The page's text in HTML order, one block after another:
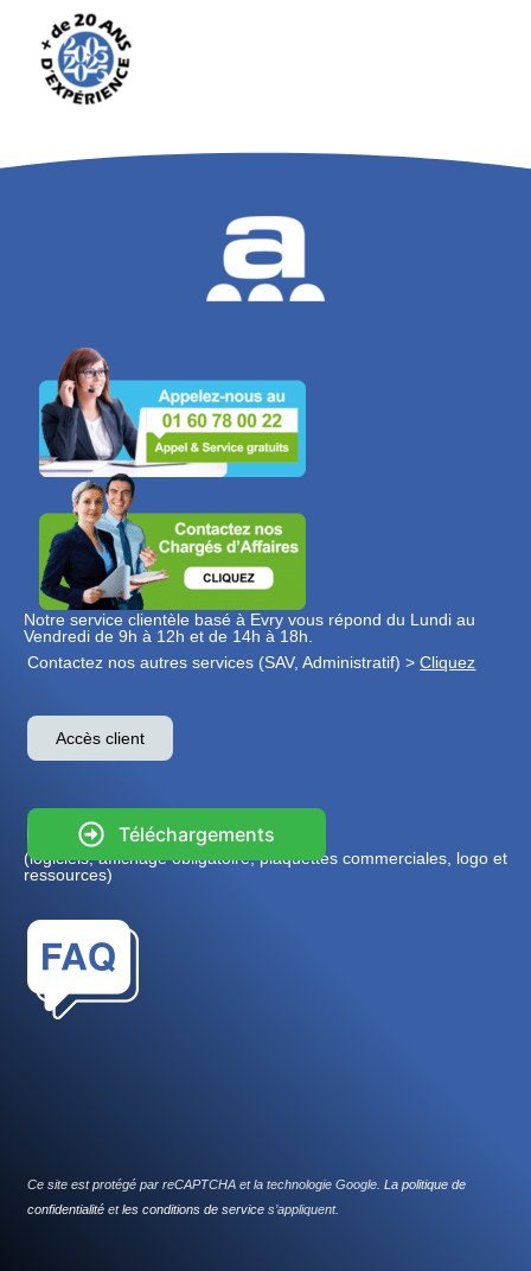
Notre service clientèle basé à Evry vous répond du Lundi au
Vendredi de 9h à 12h et de 14h à 18h.
Contactez nos autres services (SAV, Administratif) >Cliquez
Accès client
Téléchargements
(logiciels, affichage obligatoire, plaquettes commerciales, logo et
ressources)
Ce site est protégé par reCAPTCHA et la technologie Google.La politique de
confidentialité etles conditions de service s’appliquent.